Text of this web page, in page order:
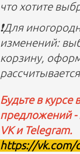
что хотите
❗️Для
изменений:
корзину,
Будьте в
предложений -
VK и Telegram.
https://vk.com/